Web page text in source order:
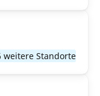
weitere Standorte